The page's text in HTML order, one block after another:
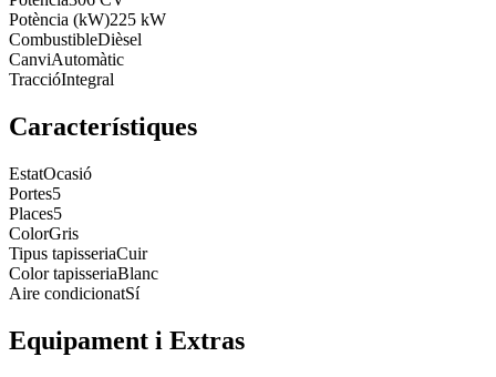
Potència (kW)225 kW
CombustibleDièsel
CanviAutomàtic
TraccióIntegral
Característiques
EstatOcasió
Portes5
Places5
ColorGris
Tipus tapisseriaCuir
Color tapisseriaBlanc
Aire condicionatSí
Equipament i Extras